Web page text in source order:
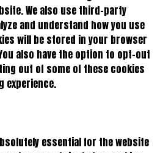
We also use third-party
and understand how you use
will be stored in your browser
also have the option to opt-out
out of some of these cookies
experience.
essential for the website